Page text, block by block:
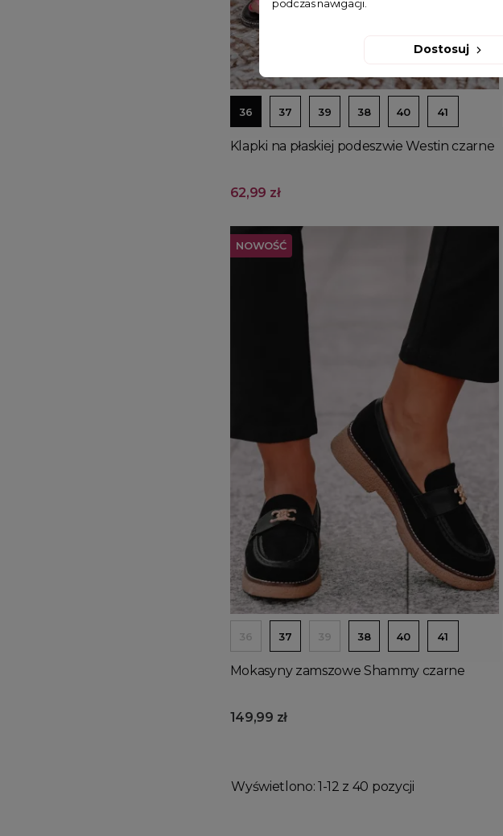
36 37 39 38 40 41
Klapki na płaskiej podeszwie Westin czarne
62,99 zł
36 37 39 38 40 41
Mokasyny zamszowe Shammy czarne
149,99 zł
NOWOŚĆ
Wyświetlono: 1-12 z 40 pozycji
podczas nawigacji.
Dostosuj